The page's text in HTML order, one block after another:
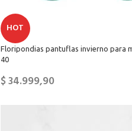
HOT
Floripondias pantuflas invierno para
40
$34.999,90